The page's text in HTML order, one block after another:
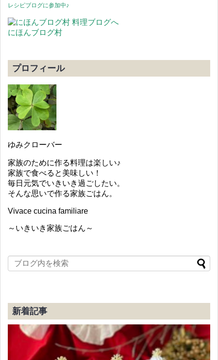
レシピブログに参加中♪
にほんブログ村
プロフィール
ゆみクローバー
家族のために作る料理は楽しい♪
家族で食べると美味しい！
毎日元気でいきいき過ごしたい。
そんな思いで作る家族ごはん。
Vivace cucina familiare
～いきいき家族ごはん～
新着記事